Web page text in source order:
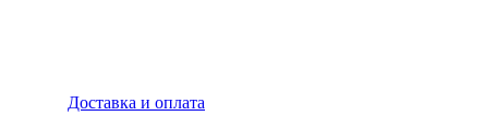
Доставка и оплата